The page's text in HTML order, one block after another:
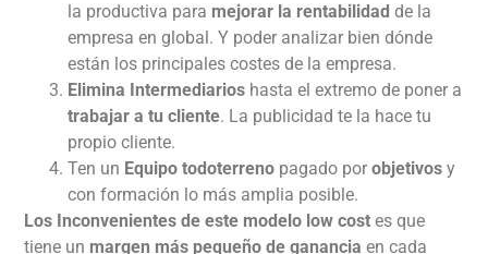
la productiva para mejorar la rentabilidad de la
empresa en global. Y poder analizar bien dónde
están los principales costes de la empresa.
Elimina Intermediarios hasta el extremo de poner a
trabajar a tu cliente. La publicidad te la hace tu
propio cliente.
Ten un Equipo todoterreno pagado porobjetivos y
con formación lo más amplia posible.
Los Inconvenientes de este modelo low costes que
tiene un margen más pequeño de ganancia en cada